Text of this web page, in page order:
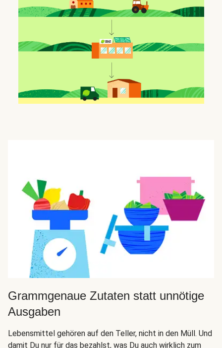
Grammgenaue Zutaten statt unnötige
Ausgaben
Lebensmittel gehören auf den Teller, nicht in den Müll. Und
damit Du nur für das bezahlst, was Du auch wirklich zum